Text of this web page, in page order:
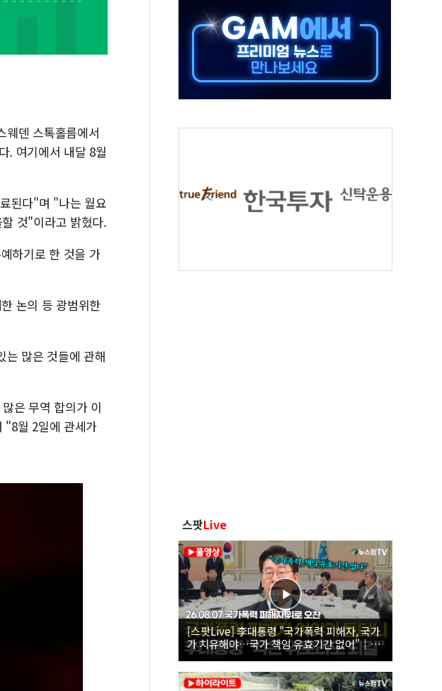
웨덴 스톡홀름에서
. 여기에서 내달 8월
된다"며 "나는 월요
것"이라고 밝혔다.
하기로 한 것을 가
논의 등 광범위한
는 많은 것들에 관해
은 무역 합의가 이
"8월 2일에 관세가
스팟Live
[스팟Live] 李대통령 "국가폭력 피해자, 국가
가 치유해야…국가 책임 유효기간 없어"｜
26.08.07 국가폭력 피해자 위로 오찬